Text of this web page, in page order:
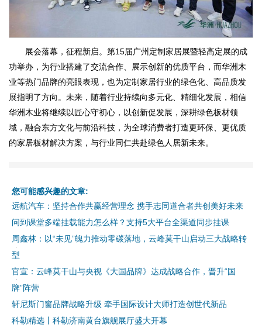
展会落幕，征程新启。第15届广州定制家居展暨轻高定展的成
功举办，为行业搭建了交流合作、展示创新的优质平台，而华洲木
业等热门品牌的亮眼表现，也为定制家居行业的绿色化、高品质发
展指明了方向。未来，随着行业持续向多元化、精细化发展，相信
华洲木业将继续以匠心守初心，以创新促发展，深耕绿色板材领
域，融合东方文化与前沿科技，为全球消费者打造更环保、更优质
的家居板材解决方案，与行业同仁共赴绿色人居新未来。
您可能感兴趣的文章:
远航汽车：坚持合作共赢经营理念 携手志同道合者共创美好未来
问到课堂多端挂载能力怎么样？支持5大平台全渠道同步挂课
周鑫林：以“未见”魄力推动零碳落地，云峰莫干山启动三大战略转
型
官宣：云峰莫干山与央视《大国品牌》达成战略合作，晋升“国
牌”阵营
轩尼斯门窗品牌战略升级 牵手国际设计大师打造创世代新品
科勒精选丨科勒济南黄台旗舰展厅盛大开幕